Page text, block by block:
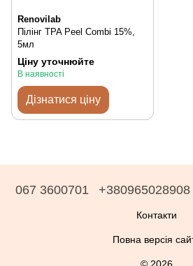
Renovilab
Пілінг TPA Peel Combi 15%,
5мл
Ціну уточнюйте
В наявності
Дізнатися ціну
067 3600701 +380965028908
Контакти
Повна версія